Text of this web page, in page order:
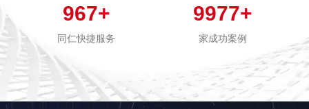
967+
同仁快捷服务
9977+
家成功案例